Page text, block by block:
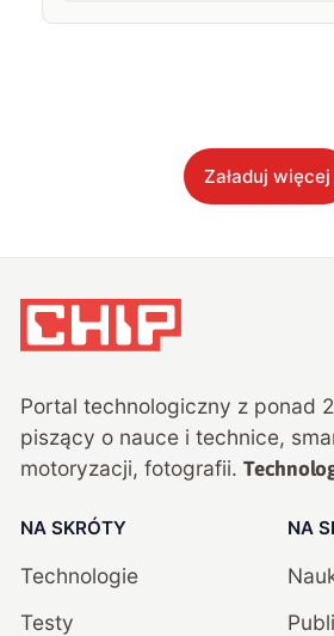
Załaduj więcej
Portal technologiczny z ponad
piszący o nauce i technice,
motoryzacji, fotografii.
NA SKRÓTY
Technologie
Testy
NA